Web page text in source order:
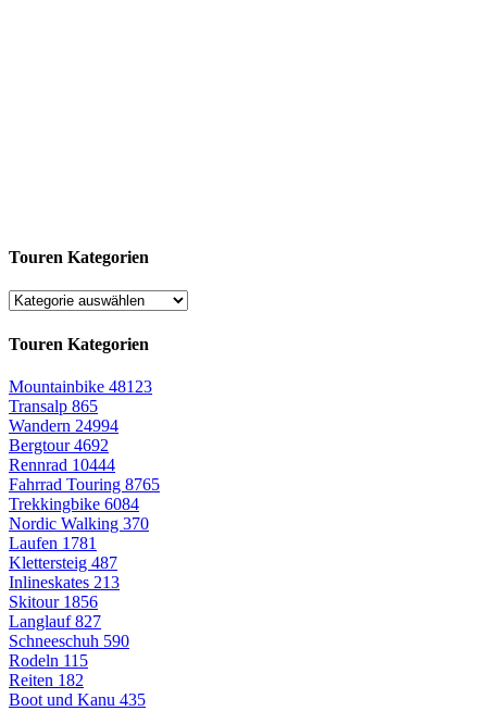
Touren Kategorien
Touren Kategorien
Mountainbike 48123
Transalp 865
Wandern 24994
Bergtour4692
Rennrad 10444
Fahrrad Touring 8765
Trekkingbike 6084
Nordic Walking 370
Laufen 1781
Klettersteig 487
Inlineskates 213
Skitour 1856
Langlauf827
Schneeschuh 590
Rodeln 115
Reiten 182
Boot und Kanu 435